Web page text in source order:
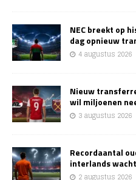
NEC breekt op
dag opnieuw
4 augustus 2026
Nieuw
wil miljoenen
3 augustus 2026
Recordaantal
interlands
2 augustus 2026